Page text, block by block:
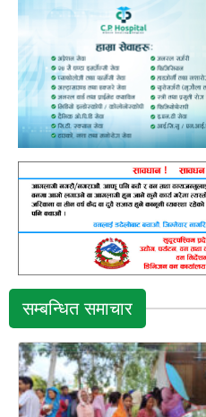
सम्बन्धित समाचार